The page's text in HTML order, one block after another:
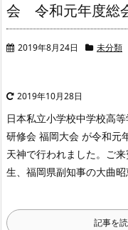
会 令和元年度総
2019年8月24日 未分類
2019年10月28日
日本私立小学校中学校高
研修会 福岡大会 が令和元
天神で行われました。 ご
生、福岡県副知事の大曲
記事を